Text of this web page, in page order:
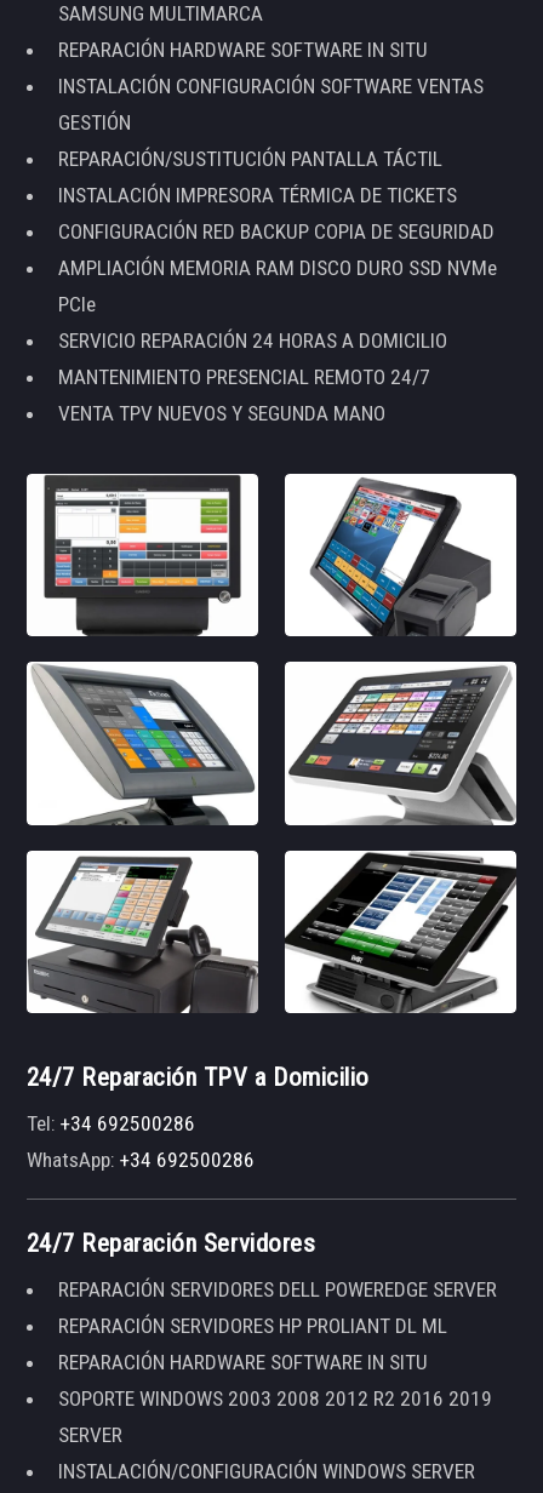
SAMSUNG MULTIMARCA
REPARACIÓN HARDWARE SOFTWARE IN SITU
INSTALACIÓN CONFIGURACIÓN SOFTWARE VENTAS
GESTIÓN
REPARACIÓN/SUSTITUCIÓN PANTALLA TÁCTIL
INSTALACIÓN IMPRESORA TÉRMICA DE TICKETS
CONFIGURACIÓN RED BACKUP COPIA DE SEGURIDAD
AMPLIACIÓN MEMORIA RAM DISCO DURO SSD NVMe
PCIe
SERVICIO REPARACIÓN 24 HORAS A DOMICILIO
MANTENIMIENTO PRESENCIAL REMOTO 24/7
VENTA TPV NUEVOS Y SEGUNDA MANO
24/7 Reparación TPV a Domicilio
Tel:+34 692500286
WhatsApp:+34 692500286
24/7 Reparación Servidores
REPARACIÓN SERVIDORES DELL POWEREDGE SERVER
REPARACIÓN SERVIDORES HP PROLIANT DL ML
REPARACIÓN HARDWARE SOFTWARE IN SITU
SOPORTE WINDOWS 2003 2008 2012 R2 2016 2019
SERVER
INSTALACIÓN/CONFIGURACIÓN WINDOWS SERVER